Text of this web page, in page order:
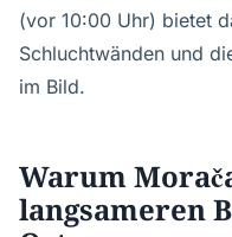
(vor 10:00 Uhr) bietet
Schluchtwänden und
im Bild.
Warum
langsameren